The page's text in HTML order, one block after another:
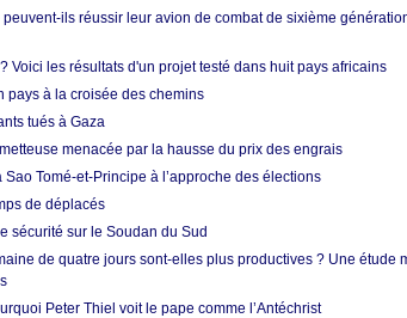
peuvent-ils réussir leur avion de combat de sixième
Voici les résultats d'un projet testé dans huit pays africains
pays à la croisée des chemins
tués à Gaza
menacée par la hausse du prix des engrais
Sao Tomé-et-Principe à l’approche des élections
de déplacés
sécurité sur le Soudan du Sud
de quatre jours sont-elles plus productives ? Une étude
Peter Thiel voit le pape comme l’Antéchrist